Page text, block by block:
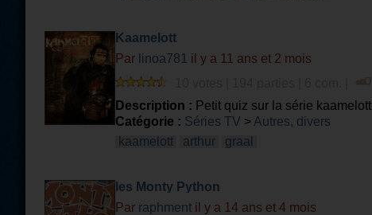
Kaamelott
Par linoa781 il y a 11 ans et 2 mois
Description : Petit quiz sur la série kaamelott
Catégorie : Séries TV > Autres, divers
kaamelott
arthur graal
les Monty Python
Par raphment il y a 14 ans et 4 mois